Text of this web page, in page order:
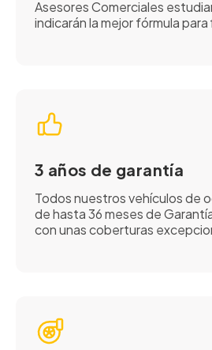
Asesores Comerciales
indicarán la mejor fórmula para
3 años de garantía
Todos nuestros vehículos de
de hasta 36 meses de
con unas coberturas